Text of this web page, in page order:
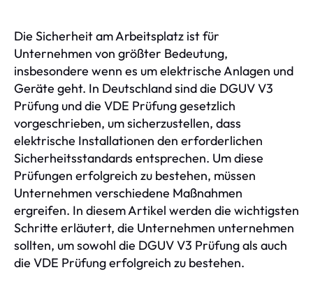
Die Sicherheit am Arbeitsplatz ist für
Unternehmen von größter Bedeutung,
insbesondere wenn es um elektrische Anlagen und
Geräte geht. In Deutschland sind die DGUV V3
Prüfung und die VDE Prüfung gesetzlich
vorgeschrieben, um sicherzustellen, dass
elektrische Installationen den erforderlichen
Sicherheitsstandards entsprechen. Um diese
Prüfungen erfolgreich zu bestehen, müssen
Unternehmen verschiedene Maßnahmen
ergreifen. In diesem Artikel werden die wichtigsten
Schritte erläutert, die Unternehmen unternehmen
sollten, um sowohl die DGUV V3 Prüfung als auch
die VDE Prüfung erfolgreich zu bestehen.